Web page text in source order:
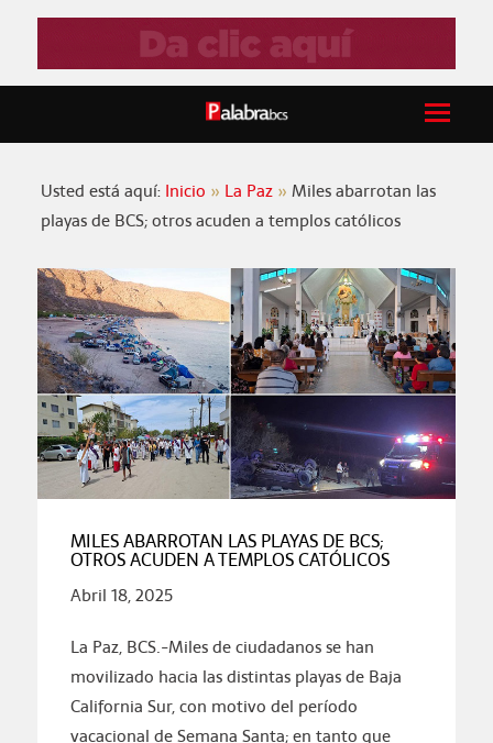
Usted está aquí: Inicio La Paz
Miles abarrotan las
playas de BCS; otros acuden a templos católicos
MILES ABARROTAN LAS PLAYAS DE BCS;
OTROS ACUDEN A TEMPLOS CATÓLICOS
Abril 18, 2025
La Paz, BCS.-Miles de ciudadanos se han
movilizado hacia las distintas playas de Baja
California Sur, con motivo del período
vacacional de Semana Santa; en tanto que